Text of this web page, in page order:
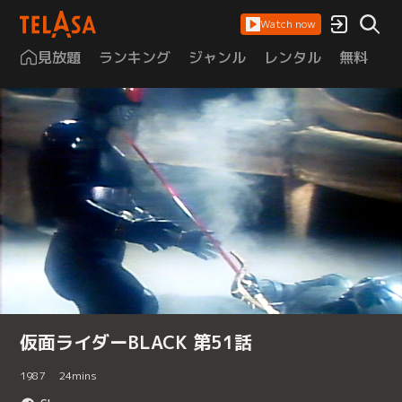
Watch now
見放題 ランキング ジャンル レンタル 無料
仮面ライダーBLACK 第51話
1987 24mins